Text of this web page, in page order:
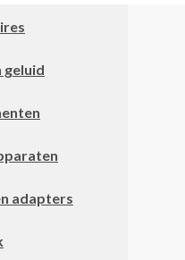
geluid
adapters